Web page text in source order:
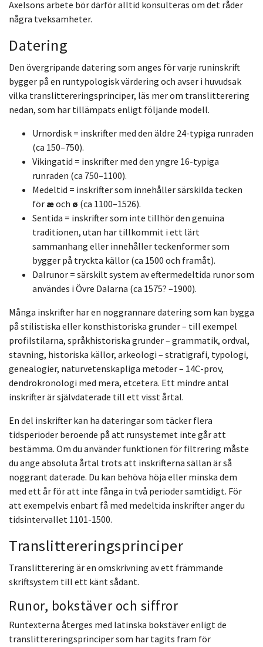
Axelsons arbete bör därför alltid konsulteras om det råder
några tveksamheter.
Datering
Den övergripande datering som anges för varje runinskrift
bygger på en runtypologisk värdering och avser i huvudsak
vilka translittereringsprinciper, läs mer om translitterering
nedan, som har tillämpats enligt följande modell.
Urnordisk = inskrifter med den äldre 24-typiga runraden
(ca 150–750).
Vikingatid = inskrifter med den yngre 16-typiga
runraden (ca 750–1100).
Medeltid = inskrifter som innehåller särskilda tecken
för æoch ø (ca 1100–1526).
Sentida = inskrifter som inte tillhör den genuina
traditionen, utan har tillkommit i ett lärt
sammanhang eller innehåller teckenformer som
bygger på tryckta källor (ca 1500 och framåt).
Dalrunor = särskilt system av eftermedeltida runor som
användes i Övre Dalarna (ca 1575? –1900).
Många inskrifter har en noggrannare datering som kan bygga
på stilistiska eller konsthistoriska grunder – till exempel
profilstilarna, språkhistoriska grunder – grammatik, ordval,
stavning, historiska källor, arkeologi – stratigrafi, typologi,
genealogier, naturvetenskapliga metoder – 14C-prov,
dendrokronologi med mera, etcetera. Ett mindre antal
inskrifter är självdaterade till ett visst årtal.
En del inskrifter kan ha dateringar som täcker flera
tidsperioder beroende på att runsystemet inte går att
bestämma. Om du använder funktionen för filtrering måste
du ange absoluta årtal trots att inskrifterna sällan är så
noggrant daterade. Du kan behöva höja eller minska dem
med ett år för att inte fånga in två perioder samtidigt. För
att exempelvis enbart få med medeltida inskrifter anger du
tidsintervallet 1101-1500.
Translittereringsprinciper
Translitterering är en omskrivning av ett främmande
skriftsystem till ett känt sådant.
Runor, bokstäver och siffror
Runtexterna återges med latinska bokstäver enligt de
translittereringsprinciper som har tagits fram för